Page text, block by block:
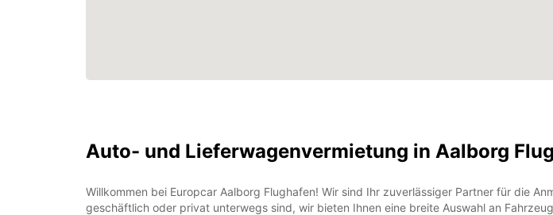
Auto- und Lieferwagenvermietung in Aalborg
Willkommen bei Europcar Aalborg Flughafen! Wir sind Ihr zuverlässiger Partner für die
geschäftlich oder privat unterwegs sind, wir bieten Ihnen eine breite Auswahl an